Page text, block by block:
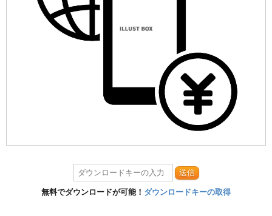
送信
無料でダウンロードが可能！ ダウンロードキーの取得